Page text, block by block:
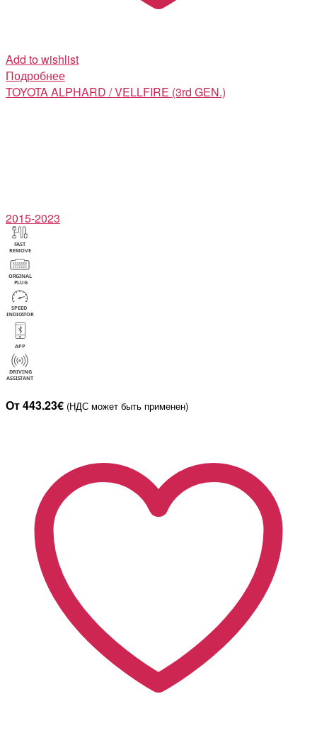
Add to wishlist
Подробнее
TOYOTA ALPHARD / VELLFIRE (3rd GEN.)
2015-2023
От 443.23€ (НДС может быть применен)